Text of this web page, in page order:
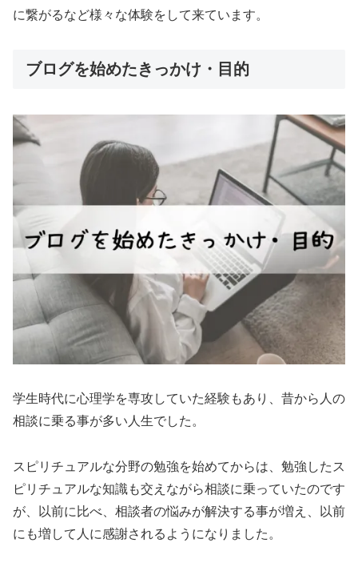
に繋がるなど様々な体験をして来ています。
ブログを始めたきっかけ・目的
学生時代に心理学を専攻していた経験もあり、昔から人の
相談に乗る事が多い人生でした。
スピリチュアルな分野の勉強を始めてからは、勉強したス
ピリチュアルな知識も交えながら相談に乗っていたのです
が、以前に比べ、相談者の悩みが解決する事が増え、以前
にも増して人に感謝されるようになりました。